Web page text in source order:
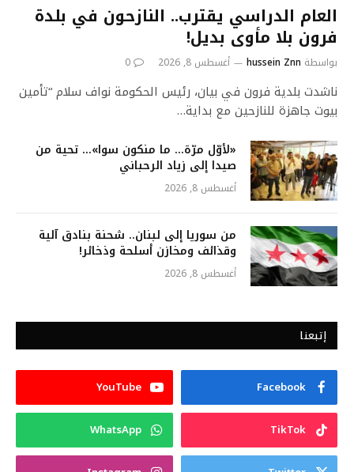
العام الدراسي يقترب.. النازحون في بلدة
فرون بلا مأوى بديل!
بواسطة hussein Znn أغسطس 8, 2026 0
ناشدت بلدية فرون في بيان، رئيس الحكومة نواف سلام “تأمين
بيوت جاهزة للنازحين مع بداية…
«لأوّل مرّة… ما منكون سوا»… تحية من
صيدا إلى زياد الرحباني
أغسطس 8, 2026
من سوريا إلى لبنان.. شحنة بنادق آلية
وقذائف ومخازن أسلحة وذخائر!
أغسطس 8, 2026
إتبعنا
Facebook
YouTube
TikTok
WhatsApp